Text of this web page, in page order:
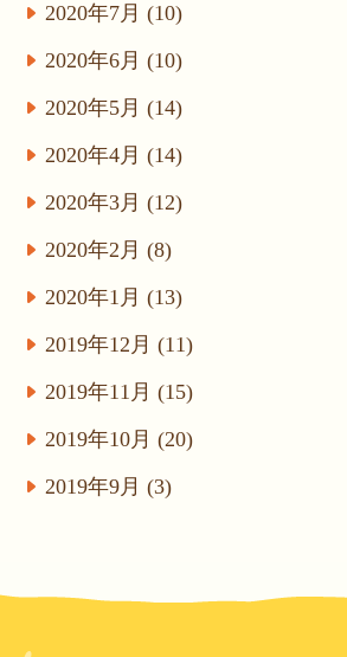
2020年7月 (10)
2020年6月 (10)
2020年5月 (14)
2020年4月 (14)
2020年3月 (12)
2020年2月 (8)
2020年1月 (13)
2019年12月 (11)
2019年11月 (15)
2019年10月 (20)
2019年9月 (3)